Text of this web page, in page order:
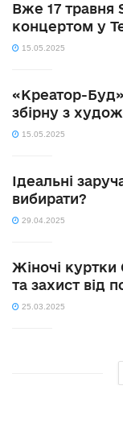
Вже 17 травня
концертом у
15.05.2025
«Креатор-
збірну з
15.05.2025
Ідеальні
вибирати?
29.04.2025
Жіночі куртки
та захист від
25.03.2025